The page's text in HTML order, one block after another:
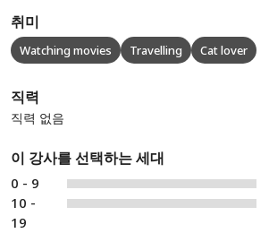
취미
Watching movies Travelling Cat lover
직력
직력 없음
이 강사를 선택하는 세대
0 - 9
10 -
19